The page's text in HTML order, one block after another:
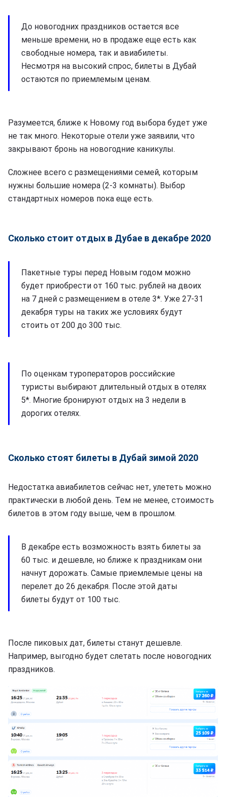
До новогодних праздников остается все
меньше времени, но в продаже еще есть как
свободные номера, так и авиабилеты.
Несмотря на высокий спрос, билеты в Дубай
остаются по приемлемым ценам.
Разумеется, ближе к Новому год выбора будет уже
не так много. Некоторые отели уже заявили, что
закрывают бронь на новогодние каникулы.
Сложнее всего с размещениями семей, которым
нужны большие номера (2-3 комнаты). Выбор
стандартных номеров пока еще есть.
Сколько стоит отдых в Дубае в декабре 2020
Пакетные туры перед Новым годом можно
будет приобрести от 160 тыс. рублей на двоих
на 7 дней с размещением в отеле 3*. Уже 27-31
декабря туры на таких же условиях будут
стоить от 200 до 300 тыс.
По оценкам туроператоров российские
туристы выбирают длительный отдых в отелях
5*. Многие бронируют отдых на 3 недели в
дорогих отелях.
Сколько стоят билеты в Дубай зимой 2020
Недостатка авиабилетов сейчас нет, улететь можно
практически в любой день. Тем не менее, стоимость
билетов в этом году выше, чем в прошлом.
В декабре есть возможность взять билеты за
60 тыс. и дешевле, но ближе к праздникам они
начнут дорожать. Самые приемлемые цены на
перелет до 26 декабря. После этой даты
билеты будут от 100 тыс.
После пиковых дат, билеты станут дешевле.
Например, выгодно будет слетать после новогодних
праздников.